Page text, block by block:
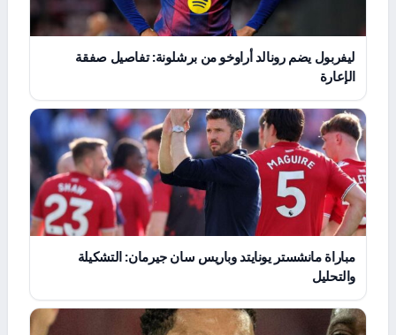
ليفربول يضم رونالد أراوخو من برشلونة: تفاصيل صفقة
الإعارة
مباراة مانشستر يونايتد وباريس سان جيرمان: التشكيلة
والتحليل